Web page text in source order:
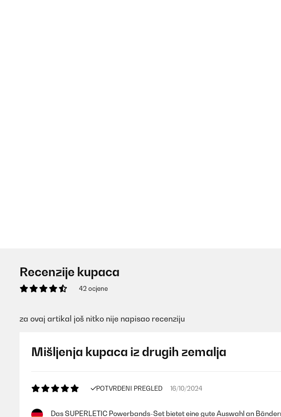
Recenzije kupaca
42 ocjene
za ovaj artikal još nitko nije napisao recenziju
Mišljenja kupaca iz drugih zemalja
POTVRĐENI PREGLED 16/10/2024
Das SUPERLETIC Powerbands-Set bietet eine gute Auswahl an